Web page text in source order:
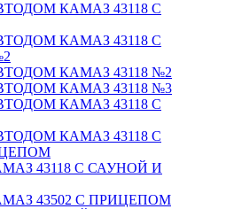
КАМАЗ 43118 С
КАМАЗ 43118 С
КАМАЗ 43118 №2
КАМАЗ 43118 №3
КАМАЗ 43118 С
КАМАЗ 43118 С
43118 С САУНОЙ И
43502 С ПРИЦЕПОМ